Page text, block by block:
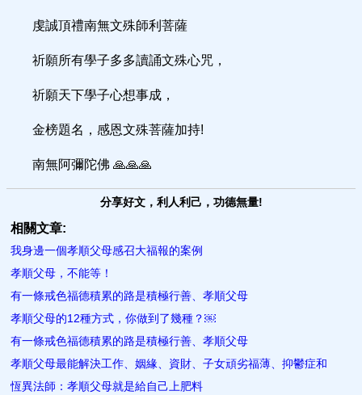
虔誠頂禮南無文殊師利菩薩
祈願所有學子多多讀誦文殊心咒，
祈願天下學子心想事成，
金榜題名，感恩文殊菩薩加持!
南無阿彌陀佛 🙏🙏🙏
分享好文，利人利己，功德無量!
相關文章:
我身邊一個孝順父母感召大福報的案例
孝順父母，不能等！
有一條戒色福德積累的路是積極行善、孝順父母
孝順父母的12種方式，你做到了幾種？￼
有一條戒色福德積累的路是積極行善、孝順父母
孝順父母最能解決工作、姻緣、資財、子女頑劣福薄、抑鬱症和
恆異法師：孝順父母就是給自己上肥料